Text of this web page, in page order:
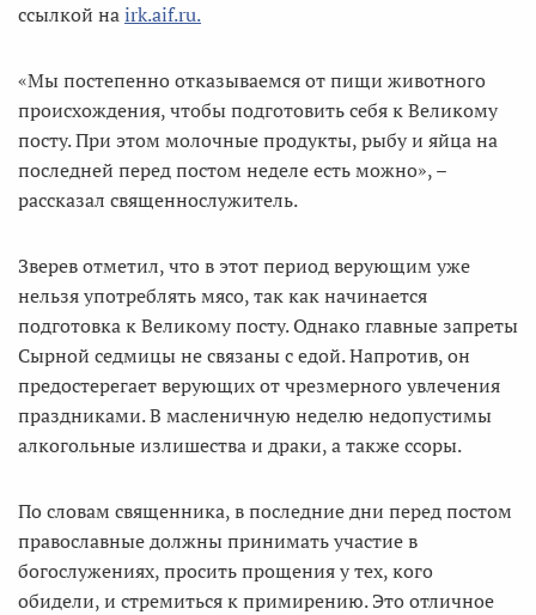
ссылкой наirk.aif.ru.
«Мы постепенно отказываемся от пищи животного
происхождения, чтобы подготовить себя к Великому
посту. При этом молочные продукты, рыбу и яйца на
последней перед постом неделе есть можно», –
рассказал священнослужитель.
Зверев отметил, что в этот период верующим уже
нельзя употреблять мясо, так как начинается
подготовка к Великому посту. Однако главные запреты
Сырной седмицы не связаны с едой. Напротив, он
предостерегает верующих от чрезмерного увлечения
праздниками. В масленичную неделю недопустимы
алкогольные излишества и драки, а также ссоры.
По словам священника, в последние дни перед постом
православные должны принимать участие в
богослужениях, просить прощения у тех, кого
обидели, и стремиться к примирению. Это отличное